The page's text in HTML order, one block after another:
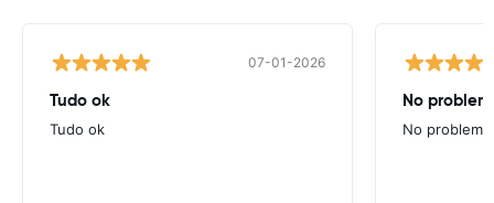
07-01-2026
Tudo ok
Tudo ok
No
No